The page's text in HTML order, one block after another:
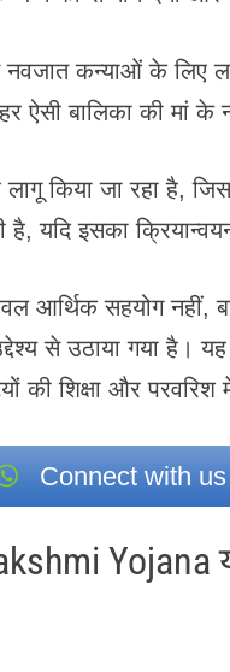
कन्याओं के लिए
ऐसी बालिका की मां
किया जा रहा है,
यदि इसका
आर्थिक सहयोग नहीं,
से उठाया गया है।
की शिक्षा और
Connect with
Yojana